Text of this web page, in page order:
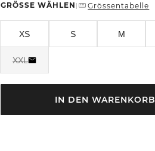
GRÖSSE WÄHLEN | Grössentabelle
XS S M
XXL
IN DEN WARENKORB